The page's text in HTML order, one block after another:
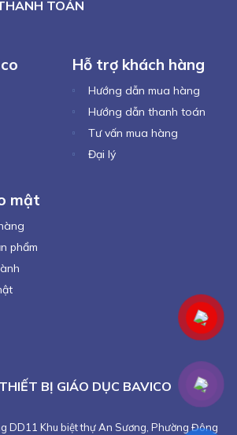
TOÁN
Hỗ trợ khách hàng
Hướng dẫn mua hàng
Hướng dẫn thanh toán
Tư vấn mua hàng
Đại lý
mật
phẩm
BỊ GIÁO DỤC BAVICO
DD11 Khu biệt thự An Sương, Phường Đông